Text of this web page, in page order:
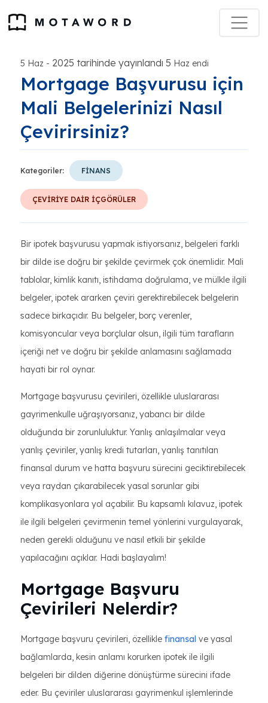
5 Haz - 2025 tarihinde yayınlandı 5 Haz endi
Mortgage Başvurusu için
Mali Belgelerinizi Nasıl
Çevirirsiniz?
Kategoriler: FİNANS
ÇEVİRİYE DAİR İÇGÖRÜLER
Bir ipotek başvurusu yapmak istiyorsanız, belgeleri farklı
bir dilde ise doğru bir şekilde çevirmek çok önemlidir. Mali
tablolar, kimlik kanıtı, istihdama doğrulama, ve mülkle ilgili
belgeler, ipotek ararken çeviri gerektirebilecek belgelerin
sadece birkaçıdır. Bu belgeler, borç verenler,
komisyoncular veya borçlular olsun, ilgili tüm tarafların
içeriği net ve doğru bir şekilde anlamasını sağlamada
hayati bir rol oynar.
Mortgage başvurusu çevirileri, özellikle uluslararası
gayrimenkulle uğraşıyorsanız, yabancı bir dilde
olduğunda bir zorunluluktur. Yanlış anlaşılmalar veya
yanlış çeviriler, yanlış kredi tutarları, yanlış tanıtılan
finansal durum ve hatta başvuru sürecini geciktirebilecek
veya raydan çıkarabilecek yasal sorunlar gibi
komplikasyonlara yol açabilir. Bu kapsamlı kılavuz, ipotek
ile ilgili belgeleri çevirmenin temel yönlerini vurgulayarak,
neden gerekli olduğunu ve nasıl etkili bir şekilde
yapılacağını açıklar. Hadi başlayalım!
Mortgage Başvuru
Çevirileri Nelerdir?
Mortgage başvuru çevirileri, özellikle finansal ve yasal
bağlamlarda, kesin anlamı korurken ipotek ile ilgili
belgeleri bir dilden diğerine dönüştürme sürecini ifade
eder. Bu çeviriler uluslararası gayrimenkul işlemlerinde